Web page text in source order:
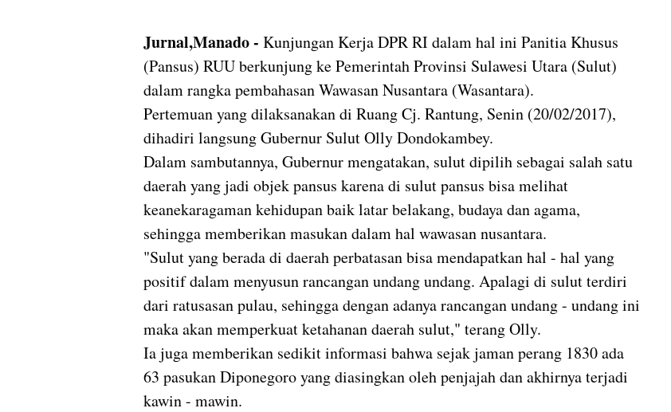
Jurnal,Manado - Kunjungan Kerja DPR RI dalam hal ini Panitia Khusus
(Pansus) RUU berkunjung ke Pemerintah Provinsi Sulawesi Utara (Sulut)
dalam rangka pembahasan Wawasan Nusantara (Wasantara).
Pertemuan yang dilaksanakan di Ruang Cj. Rantung, Senin (20/02/2017),
dihadiri langsung Gubernur Sulut Olly Dondokambey.
Dalam sambutannya, Gubernur mengatakan, sulut dipilih sebagai salah satu
daerah yang jadi objek pansus karena di sulut pansus bisa melihat
keanekaragaman kehidupan baik latar belakang, budaya dan agama,
sehingga memberikan masukan dalam hal wawasan nusantara.
"Sulut yang berada di daerah perbatasan bisa mendapatkan hal - hal yang
positif dalam menyusun rancangan undang undang. Apalagi di sulut terdiri
dari ratusasan pulau, sehingga dengan adanya rancangan undang - undang ini
maka akan memperkuat ketahanan daerah sulut," terang Olly.
Ia juga memberikan sedikit informasi bahwa sejak jaman perang 1830 ada
63 pasukan Diponegoro yang diasingkan oleh penjajah dan akhirnya terjadi
kawin - mawin.